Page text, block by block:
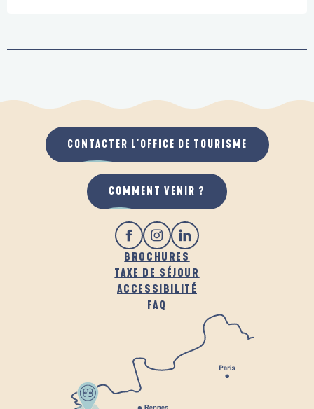
BROCHURES
TAXE DE SÉJOUR
ACCESSIBILITÉ
FAQ
CONTACTER L'OFFICE DE TOURISME
COMMENT VENIR ?